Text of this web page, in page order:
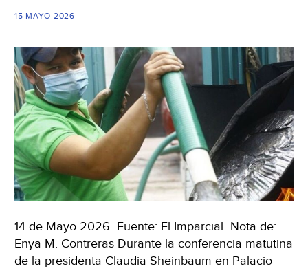
15 MAYO 2026
14 de Mayo 2026 Fuente: El Imparcial Nota de:
Enya M. Contreras Durante la conferencia matutina
de la presidenta Claudia Sheinbaum en Palacio